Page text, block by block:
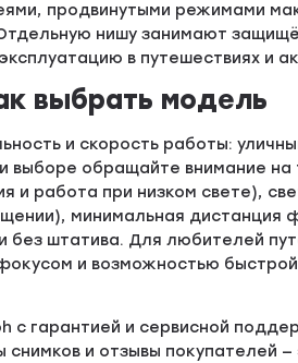
продвинутыми режимами
нишу занимают
в путешествиях и
выбрать модель
и скорость работы:
выборе обращайте внимание
и работа при низком свете),
минимальная дистанция
без штатива. Для любителей
и возможностью
с гарантией и сервисной
и отзывы покупателей